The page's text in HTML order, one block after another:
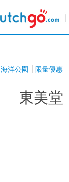
海洋公園 限量優惠
東美堂